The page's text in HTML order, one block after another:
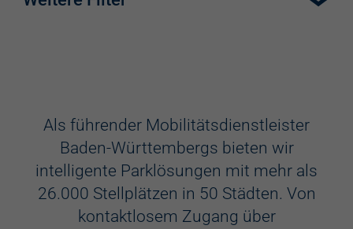
Aufzug
Videokameras
Schülerkunst
Als führender Mobilitätsdienstleister
Baden-Württembergs bieten wir
intelligente Parklösungen mit mehr als
26.000 Stellplätzen in 50 Städten. Von
kontaktlosem Zugang über